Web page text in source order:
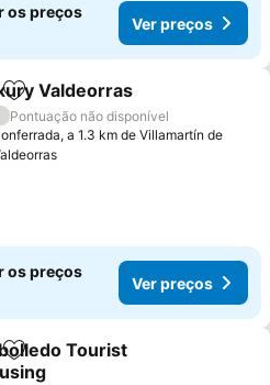
os preços
Ver preços
Adicionar aos favoritos
Valdeorras
Pontuação não disponível
a 1.3 km de Villamartín de
os preços
Ver preços
Adicionar aos favoritos
Tourist